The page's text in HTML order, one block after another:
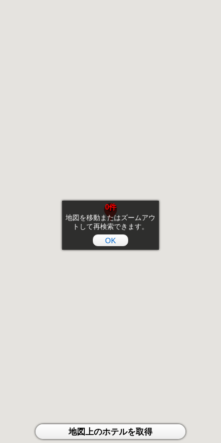
0件
地図を移動またはズームアウ
トして再検索できます。
OK
地図上のホテルを取得